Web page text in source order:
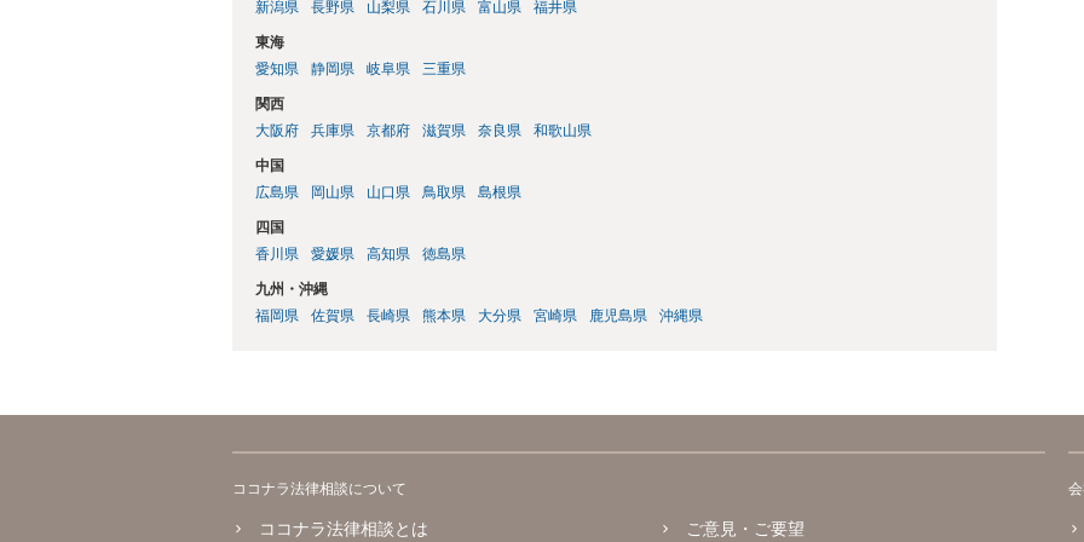
新潟県
長野県 山梨県 石川県 富山県 福井県
東海
愛知県
静岡県 岐阜県 三重県
関西
大阪府
兵庫県 京都府 滋賀県 奈良県 和歌山県
中国
広島県
岡山県 山口県 鳥取県 島根県
四国
香川県
愛媛県 高知県 徳島県
九州・沖縄
福岡県
佐賀県 長崎県 熊本県 大分県 宮崎県 鹿児島県 沖縄県
ココナラ法律相談について
ココナラ法律相談とは ご意見・ご要望